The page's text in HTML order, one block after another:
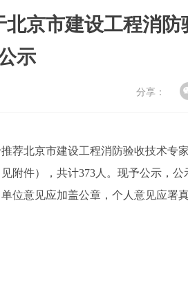
京市建设工程消
示
分享：
北京市建设工程消防验收技术专
件），共计373人。现予公示，公
意见应加盖公章，个人意见应署真